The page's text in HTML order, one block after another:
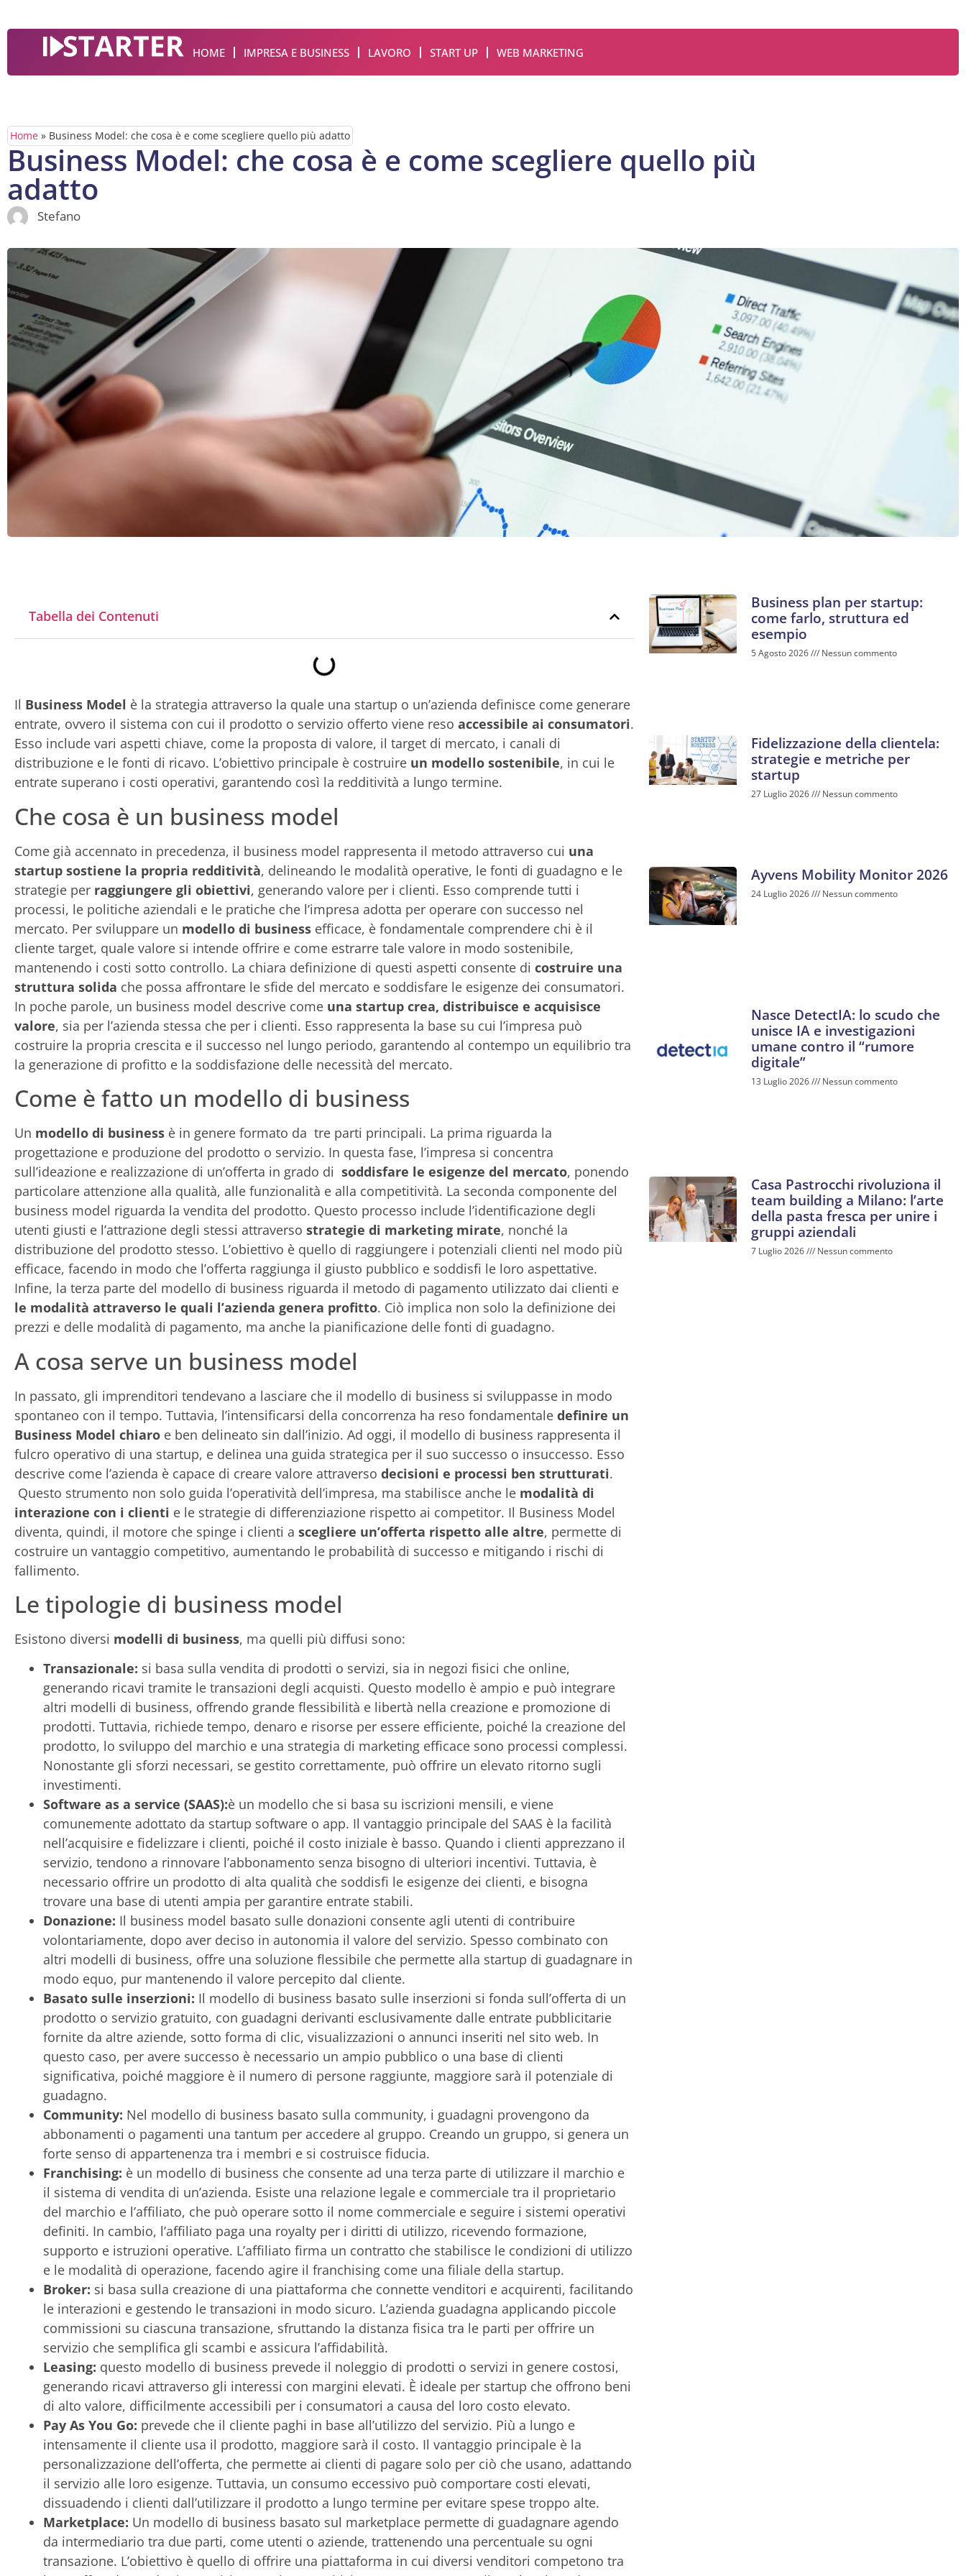
HOME IMPRESA E BUSINESS LAVORO START UP WEB MARKETING
Home » Business Model: che cosa è e come scegliere quello più adatto
Business Model: che cosa è e come scegliere quello più
adatto
Stefano
Tabella dei Contenuti
Il Business Model è la strategia attraverso la quale una startup o un’azienda definisce come generare
entrate, ovvero il sistema con cui il prodotto o servizio offerto viene reso accessibile ai consumatori.
Esso include vari aspetti chiave, come la proposta di valore, il target di mercato, i canali di
distribuzione e le fonti di ricavo. L’obiettivo principale è costruire un modello sostenibile, in cui le
entrate superano i costi operativi, garantendo così la redditività a lungo termine.
Che cosa è un business model
Come già accennato in precedenza, il business model rappresenta il metodo attraverso cui una
startup sostiene la propria redditività, delineando le modalità operative, le fonti di guadagno e le
strategie per raggiungere gli obiettivi, generando valore per i clienti. Esso comprende tutti i
processi, le politiche aziendali e le pratiche che l’impresa adotta per operare con successo nel
mercato. Per sviluppare un modello di business efficace, è fondamentale comprendere chi è il
cliente target, quale valore si intende offrire e come estrarre tale valore in modo sostenibile,
mantenendo i costi sotto controllo. La chiara definizione di questi aspetti consente di costruire una
struttura solida che possa affrontare le sfide del mercato e soddisfare le esigenze dei consumatori.
In poche parole, un business model descrive come una startup crea, distribuisce e acquisisce
valore, sia per l’azienda stessa che per i clienti. Esso rappresenta la base su cui l’impresa può
costruire la propria crescita e il successo nel lungo periodo, garantendo al contempo un equilibrio tra
la generazione di profitto e la soddisfazione delle necessità del mercato.
Come è fatto un modello di business
Un modello di business è in genere formato da tre parti principali. La prima riguarda la
progettazione e produzione del prodotto o servizio. In questa fase, l’impresa si concentra
sull’ideazione e realizzazione di un’offerta in grado di soddisfare le esigenze del mercato, ponendo
particolare attenzione alla qualità, alle funzionalità e alla competitività. La seconda componente del
business model riguarda la vendita del prodotto. Questo processo include l’identificazione degli
utenti giusti e l’attrazione degli stessi attraverso strategie di marketing mirate, nonché la
distribuzione del prodotto stesso. L’obiettivo è quello di raggiungere i potenziali clienti nel modo più
efficace, facendo in modo che l’offerta raggiunga il giusto pubblico e soddisfi le loro aspettative.
Infine, la terza parte del modello di business riguarda il metodo di pagamento utilizzato dai clienti e
le modalità attraverso le quali l’azienda genera profitto. Ciò implica non solo la definizione dei
prezzi e delle modalità di pagamento, ma anche la pianificazione delle fonti di guadagno.
A cosa serve un business model
In passato, gli imprenditori tendevano a lasciare che il modello di business si sviluppasse in modo
spontaneo con il tempo. Tuttavia, l’intensificarsi della concorrenza ha reso fondamentale definire un
Business Model chiaro e ben delineato sin dall’inizio. Ad oggi, il modello di business rappresenta il
fulcro operativo di una startup, e delinea una guida strategica per il suo successo o insuccesso. Esso
descrive come l’azienda è capace di creare valore attraverso decisioni e processi ben strutturati.
Questo strumento non solo guida l’operatività dell’impresa, ma stabilisce anche le modalità di
interazione con i clienti e le strategie di differenziazione rispetto ai competitor. Il Business Model
diventa, quindi, il motore che spinge i clienti a scegliere un’offerta rispetto alle altre, permette di
costruire un vantaggio competitivo, aumentando le probabilità di successo e mitigando i rischi di
fallimento.
Le tipologie di business model
Esistono diversi modelli di business, ma quelli più diffusi sono:
Transazionale: si basa sulla vendita di prodotti o servizi, sia in negozi fisici che online,
generando ricavi tramite le transazioni degli acquisti. Questo modello è ampio e può integrare
altri modelli di business, offrendo grande flessibilità e libertà nella creazione e promozione di
prodotti. Tuttavia, richiede tempo, denaro e risorse per essere efficiente, poiché la creazione del
prodotto, lo sviluppo del marchio e una strategia di marketing efficace sono processi complessi.
Nonostante gli sforzi necessari, se gestito correttamente, può offrire un elevato ritorno sugli
investimenti.
Software as a service (SAAS):è un modello che si basa su iscrizioni mensili, e viene
comunemente adottato da startup software o app. Il vantaggio principale del SAAS è la facilità
nell’acquisire e fidelizzare i clienti, poiché il costo iniziale è basso. Quando i clienti apprezzano il
servizio, tendono a rinnovare l’abbonamento senza bisogno di ulteriori incentivi. Tuttavia, è
necessario offrire un prodotto di alta qualità che soddisfi le esigenze dei clienti, e bisogna
trovare una base di utenti ampia per garantire entrate stabili.
Donazione: Il business model basato sulle donazioni consente agli utenti di contribuire
volontariamente, dopo aver deciso in autonomia il valore del servizio. Spesso combinato con
altri modelli di business, offre una soluzione flessibile che permette alla startup di guadagnare in
modo equo, pur mantenendo il valore percepito dal cliente.
Basato sulle inserzioni: Il modello di business basato sulle inserzioni si fonda sull’offerta di un
prodotto o servizio gratuito, con guadagni derivanti esclusivamente dalle entrate pubblicitarie
fornite da altre aziende, sotto forma di clic, visualizzazioni o annunci inseriti nel sito web. In
questo caso, per avere successo è necessario un ampio pubblico o una base di clienti
significativa, poiché maggiore è il numero di persone raggiunte, maggiore sarà il potenziale di
guadagno.
Community: Nel modello di business basato sulla community, i guadagni provengono da
abbonamenti o pagamenti una tantum per accedere al gruppo. Creando un gruppo, si genera un
forte senso di appartenenza tra i membri e si costruisce fiducia.
Franchising: è un modello di business che consente ad una terza parte di utilizzare il marchio e
il sistema di vendita di un’azienda. Esiste una relazione legale e commerciale tra il proprietario
del marchio e l’affiliato, che può operare sotto il nome commerciale e seguire i sistemi operativi
definiti. In cambio, l’affiliato paga una royalty per i diritti di utilizzo, ricevendo formazione,
supporto e istruzioni operative. L’affiliato firma un contratto che stabilisce le condizioni di utilizzo
e le modalità di operazione, facendo agire il franchising come una filiale della startup.
Broker: si basa sulla creazione di una piattaforma che connette venditori e acquirenti, facilitando
le interazioni e gestendo le transazioni in modo sicuro. L’azienda guadagna applicando piccole
commissioni su ciascuna transazione, sfruttando la distanza fisica tra le parti per offrire un
servizio che semplifica gli scambi e assicura l’affidabilità.
Leasing: questo modello di business prevede il noleggio di prodotti o servizi in genere costosi,
generando ricavi attraverso gli interessi con margini elevati. È ideale per startup che offrono beni
di alto valore, difficilmente accessibili per i consumatori a causa del loro costo elevato.
Pay As You Go: prevede che il cliente paghi in base all’utilizzo del servizio. Più a lungo e
intensamente il cliente usa il prodotto, maggiore sarà il costo. Il vantaggio principale è la
personalizzazione dell’offerta, che permette ai clienti di pagare solo per ciò che usano, adattando
il servizio alle loro esigenze. Tuttavia, un consumo eccessivo può comportare costi elevati,
dissuadendo i clienti dall’utilizzare il prodotto a lungo termine per evitare spese troppo alte.
Marketplace: Un modello di business basato sul marketplace permette di guadagnare agendo
da intermediario tra due parti, come utenti o aziende, trattenendo una percentuale su ogni
transazione. L’obiettivo è quello di offrire una piattaforma in cui diversi venditori competono tra
Business plan per startup:
come farlo, struttura ed
esempio
5 Agosto 2026 Nessun commento
Fidelizzazione della clientela:
strategie e metriche per
startup
27 Luglio 2026 Nessun commento
Ayvens Mobility Monitor 2026
24 Luglio 2026 Nessun commento
Nasce DetectIA: lo scudo che
unisce IA e investigazioni
umane contro il “rumore
digitale”
13 Luglio 2026 Nessun commento
Casa Pastrocchi rivoluziona il
team building a Milano: l’arte
della pasta fresca per unire i
gruppi aziendali
7 Luglio 2026 Nessun commento